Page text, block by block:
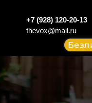
+7 (928) 120-20-13
thevox@mail.ru